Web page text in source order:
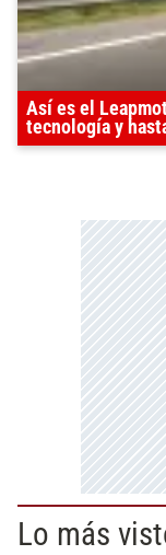
Así es el
tecnología y
Lo más